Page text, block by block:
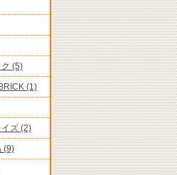
(5)
(1)
ズ (2)
(9)